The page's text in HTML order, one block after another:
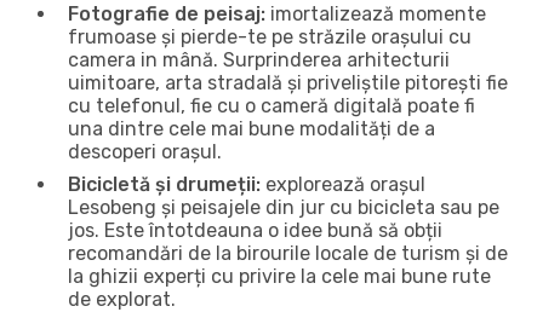
Fotografie de peisaj: imortalizează momente
frumoase și pierde-te pe străzile orașului cu
camera in mână. Surprinderea arhitecturii
uimitoare, arta stradală și priveliștile pitorești fie
cu telefonul, fie cu o cameră digitală poate fi
una dintre cele mai bune modalități de a
descoperi orașul.
Bicicletă și drumeții: explorează orașul
Lesobeng și peisajele din jur cu bicicleta sau pe
jos. Este întotdeauna o idee bună să obții
recomandări de la birourile locale de turism și de
la ghizii experți cu privire la cele mai bune rute
de explorat.